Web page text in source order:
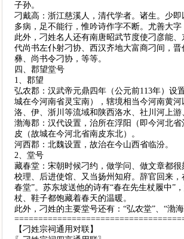
子孙。
刁戴高：浙江慈溪人，清代学者。诸生。少
多病，足不能行，惟吟诗作字不断。尤善大字
此外，刁姓名人还有南唐昭武节度使刁彦能
代尚书左仆射刁协、西汉齐地大富商刁间，晋
彝、尚书令刁协，等等。
四、郡望堂号
1、郡望
弘农郡：汉武帝元鼎四年（公元前113年）设
城在今河南省灵宝南），辖境相当今河南黄
洛、伊、浙川等流域和陕西洛水、社川河上游
渤海郡：汉代设置，治所在浮阳（即今河北
皮（故城在今河北省南皮东北）。
河西郡：北魏设置，故治在今山西省临汾。
2、堂号
藏春堂：宋朝时候刁约，做学问、做文章都很
校理、后进使馆、又当扬州知府。辞官回来，
春堂”。苏东坡送他的诗有“春在先生杖履中”
杖、鞋子都饱藏着春天的温暖。
此外，刁姓的主要堂号还有：“弘农堂”、“渤海
【刁姓宗祠通用对联】